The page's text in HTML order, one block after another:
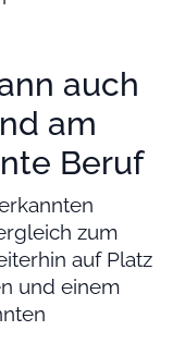
auch
am
Beruf
zum
auf Platz
und einem